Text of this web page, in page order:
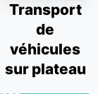
Transport
de
véhicules
sur plateau